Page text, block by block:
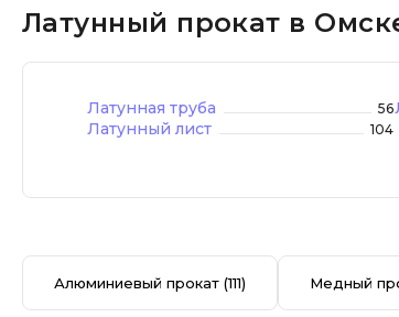
Латунный прокат в
Латунная труба 56
Латунный лист 104
Алюминиевый прокат(111) Медный